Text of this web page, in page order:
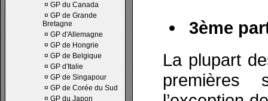
¤ GP du Canada
¤ GP de Grande
Bretagne
¤ GP d'Allemagne
¤ GP de Hongrie
¤ GP de Belgique
¤ GP d'Italie
¤ GP de Singapour
¤ GP de Corée du Sud
¤ GP du Japon
3ème
La plupart